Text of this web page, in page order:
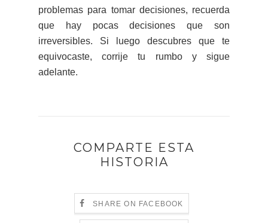
problemas para tomar decisiones, recuerda
que hay pocas decisiones que son
irreversibles. Si luego descubres que te
equivocaste, corrije tu rumbo y sigue
adelante.
COMPARTE ESTA
HISTORIA
SHARE ON FACEBOOK